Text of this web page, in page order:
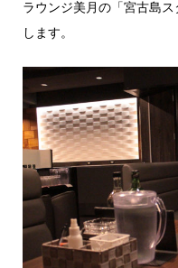
ラウンジ美月の「宮古島
します。